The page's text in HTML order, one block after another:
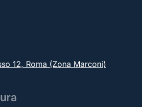
12, Roma (Zona Marconi)